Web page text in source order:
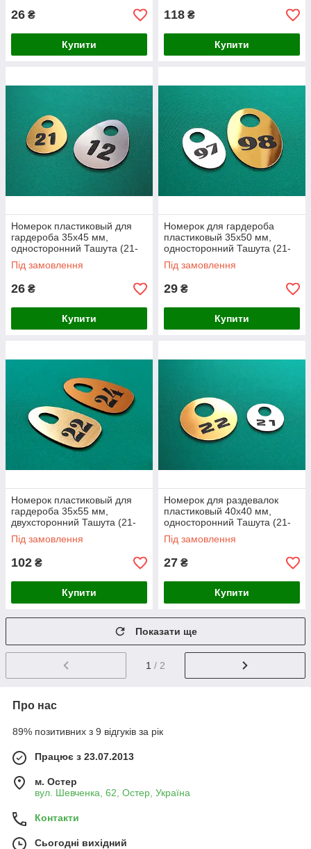
26 ₴
Купити
118 ₴
Купити
Номерок пластиковый для
гардероба 35х45 мм,
односторонний Ташута (21-
72010-01)
Під замовлення
26 ₴
Купити
Номерок для гардероба
пластиковый 35х50 мм,
односторонний Ташута (21-
72050-01)
Під замовлення
29 ₴
Купити
Номерок пластиковый для
гардероба 35х55 мм,
двухсторонний Ташута (21-
72011-02)
Під замовлення
102 ₴
Купити
Номерок для раздевалок
пластиковый 40х40 мм,
односторонний Ташута (21-
72060-01)
Під замовлення
27 ₴
Купити
Показати ще
1 / 2
Про нас
89% позитивних з 9 відгуків за рік
Працює з 23.07.2013
м. Остер
вул. Шевченка, 62, Остер, Україна
Контакти
Сьогодні вихідний